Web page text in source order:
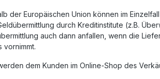
der Europäischen Union können im
durch Kreditinstitute (z.B.
auch dann anfallen, wenn die
vornimmt.
dem Kunden im Online-Shop des